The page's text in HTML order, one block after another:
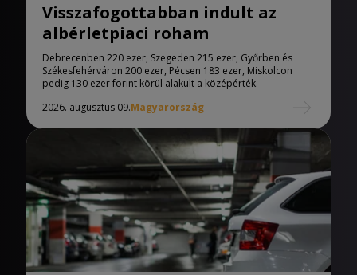
Visszafogottabban indult az
albérletpiaci roham
Debrecenben 220 ezer, Szegeden 215 ezer, Győrben és
Székesfehérváron 200 ezer, Pécsen 183 ezer, Miskolcon
pedig 130 ezer forint körül alakult a középérték.
2026. augusztus 09.Magyarország